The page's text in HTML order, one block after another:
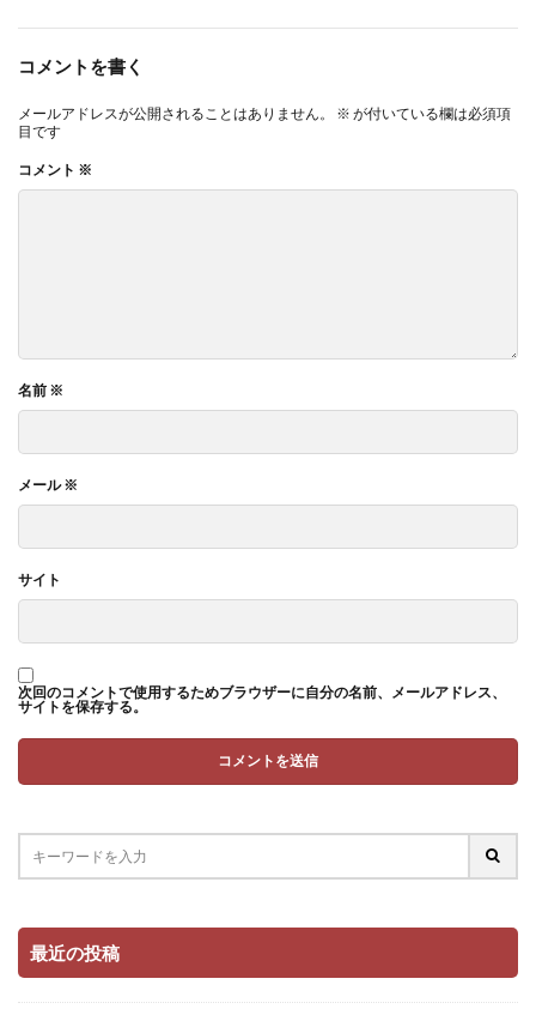
コメントを書く
メールアドレスが公開されることはありません。 ※ が付いている欄は必須項
目です
コメント ※
名前 ※
メール※
サイト
次回のコメントで使用するためブラウザーに自分の名前、メールアドレス、
サイトを保存する。
最近の投稿